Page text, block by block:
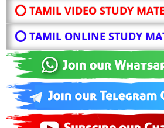
⭕ TAMIL VIDEO STUDY
⭕ TAMIL ONLINE STUDY